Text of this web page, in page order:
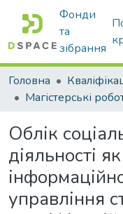
Фонди
та
зібрання
Головна
Магістерські
Облік
діяльності
управління